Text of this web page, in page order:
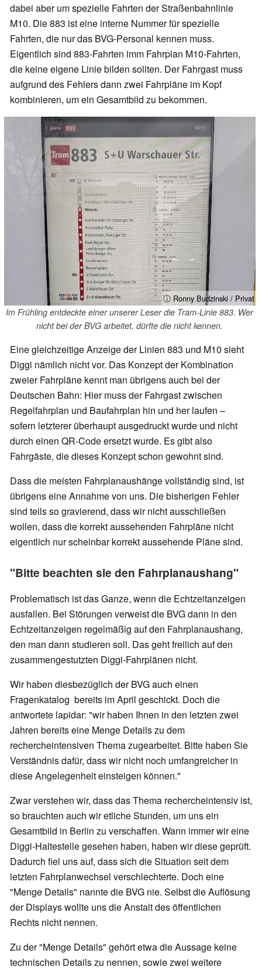
dabei aber um spezielle Fahrten der Straßenbahnlinie
M10. Die 883 ist eine interne Nummer für spezielle
Fahrten, die nur das BVG-Personal kennen muss.
Eigentlich sind 883-Fahrten imm Fahrplan M10-Fahrten,
die keine eigene Linie bilden sollten. Der Fahrgast muss
aufgrund des Fehlers dann zwei Fahrpläne im Kopf
kombinieren, um ein Gesamtbild zu bekommen.
ⓘ Ronny Budzinski / Privat
Im Frühling entdeckte einer unserer Leser die Tram-Linie 883. Wer
nicht bei der BVG arbeitet, dürfte die nicht kennen.
Eine gleichzeitige Anzeige der Linien 883 und M10 sieht
Diggi nämlich nicht vor. Das Konzept der Kombination
zweier Fahrpläne kennt man übrigens auch bei der
Deutschen Bahn: Hier muss der Fahrgast zwischen
Regelfahrplan und Baufahrplan hin und her laufen –
sofern letzterer überhaupt ausgedruckt wurde und nicht
durch einen QR-Code ersetzt wurde. Es gibt also
Fahrgäste, die dieses Konzept schon gewohnt sind.
Dass die meisten Fahrplanaushänge vollständig sind, ist
übrigens eine Annahme von uns. Die bisherigen Fehler
sind teils so gravierend, dass wir nicht ausschließen
wollen, dass die korrekt aussehenden Fahrpläne nicht
eigentlich nur scheinbar korrekt aussehende Pläne sind.
"Bitte beachten sie den Fahrplanaushang"
Problematisch ist das Ganze, wenn die Echtzeitanzeigen
ausfallen. Bei Störungen verweist die BVG dann in den
Echtzeitanzeigen regelmäßig auf den Fahrplanaushang,
den man dann studieren soll. Das geht freilich auf den
zusammengestutzten Diggi-Fahrplänen nicht.
Wir haben diesbezüglich der BVG auch einen
Fragenkatalog bereits im April geschickt. Doch die
antwortete lapidar: "wir haben Ihnen in den letzten zwei
Jahren bereits eine Menge Details zu dem
rechercheintensiven Thema zugearbeitet. Bitte haben Sie
Verständnis dafür, dass wir nicht noch umfangreicher in
diese Angelegenheit einsteigen können."
Zwar verstehen wir, dass das Thema rechercheintensiv ist,
so brauchten auch wir etliche Stunden, um uns ein
Gesamtbild in Berlin zu verschaffen. Wann immer wir eine
Diggi-Haltestelle gesehen haben, haben wir diese geprüft.
Dadurch fiel uns auf, dass sich die Situation seit dem
letzten Fahrplanwechsel verschlechterte. Doch eine
"Menge Details" nannte die BVG nie. Selbst die Auflösung
der Displays wollte uns die Anstalt des öffentlichen
Rechts nicht nennen.
Zu der "Menge Details" gehört etwa die Aussage keine
technischen Details zu nennen, sowie zwei weitere